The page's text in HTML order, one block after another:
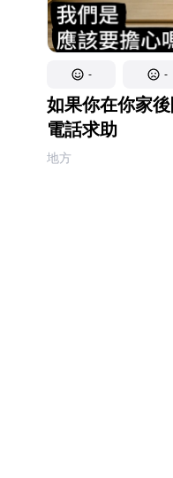
- -
如果你在你家
電話求助
地方